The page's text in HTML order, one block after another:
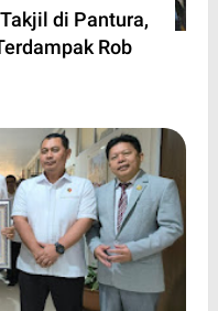
di Pantura,
Rob